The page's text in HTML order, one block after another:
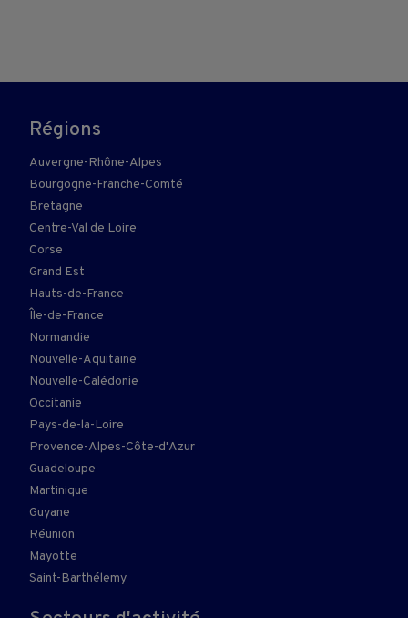
Régions
Auvergne-Rhône-Alpes
Bourgogne-Franche-Comté
Bretagne
Centre-Val de Loire
Corse
Grand Est
Hauts-de-France
Île-de-France
Normandie
Nouvelle-Aquitaine
Nouvelle-Calédonie
Occitanie
Pays-de-la-Loire
Provence-Alpes-Côte-d'Azur
Guadeloupe
Martinique
Guyane
Réunion
Mayotte
Saint-Barthélemy